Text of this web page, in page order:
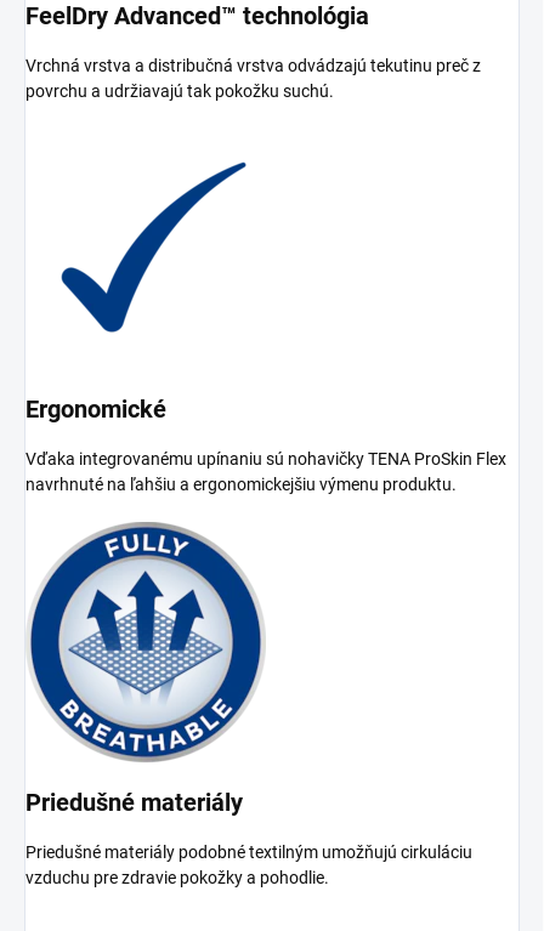
FeelDry Advanced™ technológia
Vrchná vrstva a distribučná vrstva odvádzajú tekutinu preč z
povrchu a udržiavajú tak pokožku suchú.
Ergonomické
Vďaka integrovanému upínaniu sú nohavičky TENA ProSkin Flex
navrhnuté na ľahšiu a ergonomickejšiu výmenu produktu.
Priedušné materiály
Priedušné materiály podobné textilným umožňujú cirkuláciu
vzduchu pre zdravie pokožky a pohodlie.